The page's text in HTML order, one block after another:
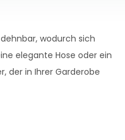
wodurch sich
elegante Hose oder ein
der in Ihrer Garderobe